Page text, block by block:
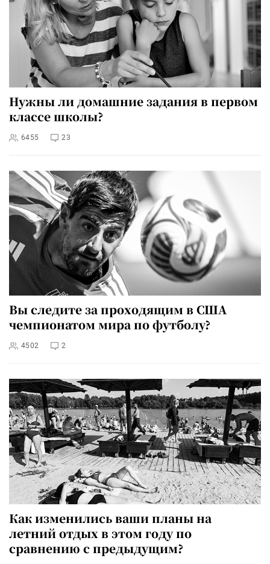
Нужны ли домашние задания в первом
классе школы?
6455 23
Вы следите за проходящим в США
чемпионатом мира по футболу?
4502 2
Как изменились ваши планы на
летний отдых в этом году по
сравнению с предыдущим?